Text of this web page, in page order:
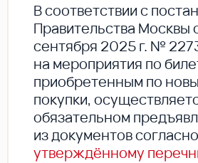
В соответствии с
Правительства Москвы
сентября 2025 г. №
на мероприятия по
приобретенным по
покупки,
обязательном
из документов согласно
утверждённому